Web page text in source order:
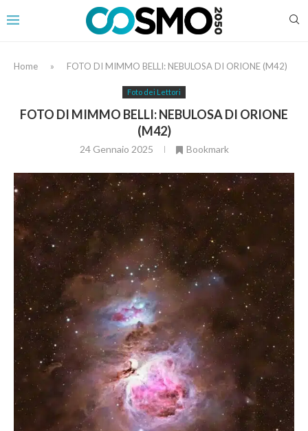
Home » FOTO DI MIMMO BELLI: NEBULOSA DI ORIONE (M42)
Foto dei Lettori
FOTO DI MIMMO BELLI: NEBULOSA DI ORIONE
(M42)
24 Gennaio 2025 Bookmark